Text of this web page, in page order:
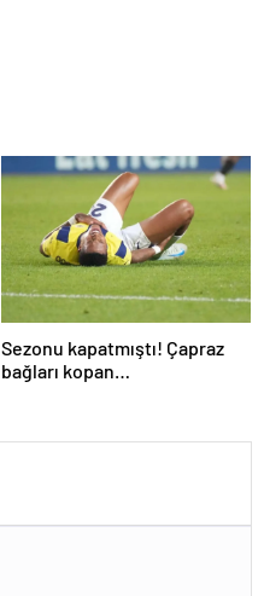
Sezonu kapatmıştı! Çapraz
bağları kopan